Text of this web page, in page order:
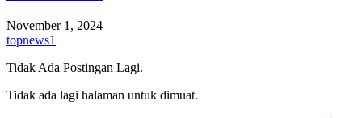
November 1, 2024
topnews1
Tidak Ada Postingan Lagi.
Tidak ada lagi halaman untuk dimuat.